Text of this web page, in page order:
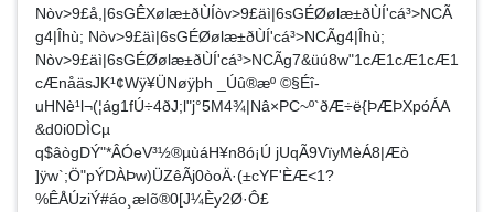
Nòv>9£å,|6sGÊXølæ±ðÙÍòv>9£äì|6sGÉØølæ±ðÙÍ'cá³>NCÃ
g4|Îhù; Nòv>9£äì|6sGÉØølæ±ðÙÍ'cá³>NCÃg4|Îhù;
Nòv>9£äì|6sGÉØølæ±ðÙÍ'cá³>NCÃg7&üú8w"1cÆ1cÆ1cÆ1
cÆnåäsJK¹¢Wÿ¥ÜNøÿþh _Úû®æ­º ©§Éî-
uHNè¹l¬(¦ág1fÚ÷4ðJ;l"j°5M4¾|Nâ×PC~º`ðÆ÷ë{ÞÆÞXpóÁA
&d0i0DÌCµ
q$âògDÝ"*ÂÓeV³½®µùáH¥n8ó¡Ú jUqÃ9VïyMèÁ8|Æò
]ÿw`;Ö"pÝDÀÞw)ÜZêÃj0òoÄ·(±cYF'ÈÆ<1?
%ÊÅÚziÝ#áo¸æIõ®0[J¼Èy2Ø·Ô£